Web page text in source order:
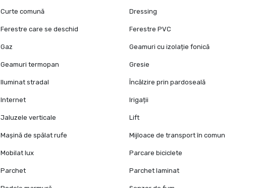
Curte comună Dressing
Ferestre care se deschid Ferestre PVC
Gaz Geamuri cu izolație fonică
Geamuri termopan Gresie
Iluminat stradal Încălzire prin pardoseală
Internet Irigații
Jaluzele verticale Lift
Mașină de spălat rufe Mijloace de transport în comun
Mobilat lux Parcare biciclete
Parchet Parchet laminat